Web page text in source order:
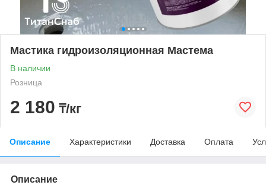
Мастика гидроизоляционная Мастема
В наличии
Розница
2 180 ₸/кг
Описание Характеристики Доставка Оплата
Описание